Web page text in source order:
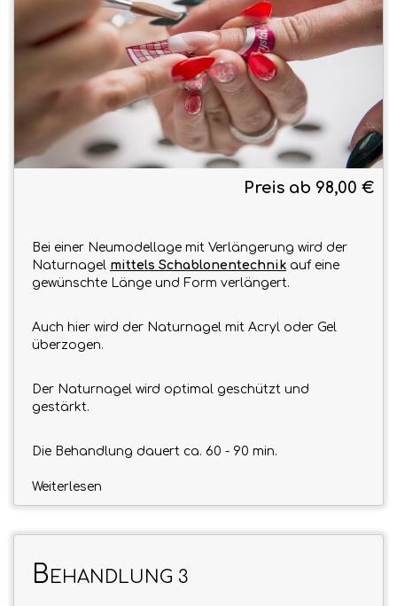
Preis ab 98,00 €
Bei einer Neumodellage mit Verlängerung wird der
Naturnagel mittels Schablonentechnik auf eine
gewünschte Länge und Form verlängert.
Auch hier wird der Naturnagel mit Acryl oder Gel
überzogen.
Der Naturnagel wird optimal geschützt und
gestärkt.
Die Behandlung dauert ca. 60 - 90 min.
Weiterlesen
BEHANDLUNG 3